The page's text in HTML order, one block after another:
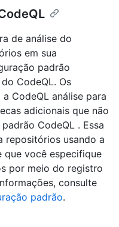
de análise do
em sua
padrão
CodeQL. Os
CodeQL análise para
adicionais que não
CodeQL . Essa
repositórios usando a
você especifique
por meio do registro
consulte
padrão.